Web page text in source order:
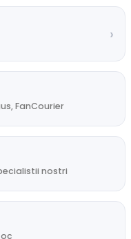
›
FanCourier
nostri